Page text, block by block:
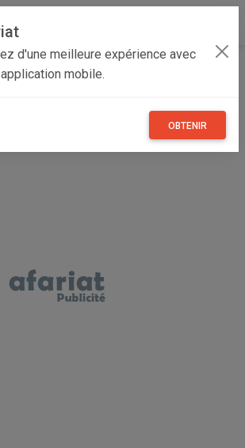
d'une meilleure expérience avec
mobile.
OBTENIR
Particulier